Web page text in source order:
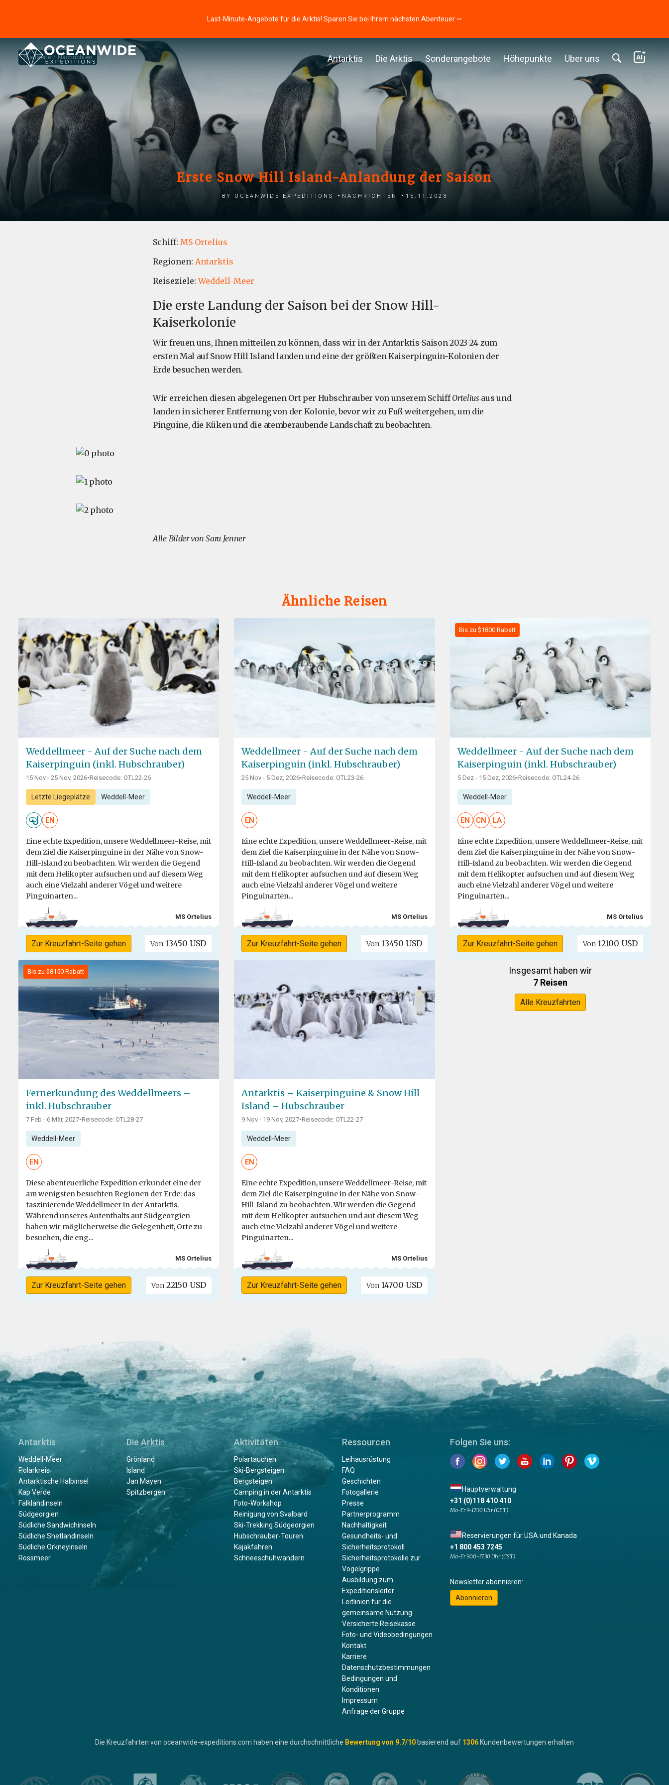
Last-Minute-Angebote für die Arktis! Sparen Sie bei Ihrem nächsten Abenteuer ⭢
Antarktis Die Arktis Sonderangebote Höhepunkte Über uns
Startseite Nachrichten
Erste Snow Hill Island-Anlandung der Saison
by Oceanwide Expeditions Nachrichten 15.11.2023
Schiff: MS Ortelius
Regionen: Antarktis
Reiseziele:Weddell-Meer
Die erste Landung der Saison bei der Snow Hill-
Kaiserkolonie
Wir freuen uns, Ihnen mitteilen zu können, dass wir in der Antarktis-Saison 2023-24 zum
ersten Mal auf Snow Hill Island landen und eine der größten Kaiserpinguin-Kolonien der
Erde besuchen werden.
Wir erreichen diesen abgelegenen Ort per Hubschrauber von unserem SchiffOrtelius aus und
landen in sicherer Entfernung von der Kolonie, bevor wir zu Fuß weitergehen, um die
Pinguine, die Küken und die atemberaubende Landschaft zu beobachten.
Alle Bilder von Sara Jenner
Ähnliche Reisen
Weddellmeer - Auf der Suche nach dem
Kaiserpinguin (inkl. Hubschrauber)
15 Nov - 25 Nov, 2026•Reisecode: OTL22-26
Letzte Liegeplätze Weddell-Meer
EN
Eine echte Expedition, unsere Weddellmeer-Reise, mit
dem Ziel die Kaiserpinguine in der Nähe von Snow-
Hill-Island zu beobachten. Wir werden die Gegend
mit dem Helikopter aufsuchen und auf diesem Weg
auch eine Vielzahl anderer Vögel und weitere
Pinguinarten...
MS Ortelius
Zur Kreuzfahrt-Seite gehen Von 13450 USD
Weddellmeer - Auf der Suche nach dem
Kaiserpinguin (inkl. Hubschrauber)
25 Nov - 5 Dez, 2026•Reisecode: OTL23-26
Weddell-Meer
EN
Eine echte Expedition, unsere Weddellmeer-Reise, mit
dem Ziel die Kaiserpinguine in der Nähe von Snow-
Hill-Island zu beobachten. Wir werden die Gegend
mit dem Helikopter aufsuchen und auf diesem Weg
auch eine Vielzahl anderer Vögel und weitere
Pinguinarten...
MS Ortelius
Zur Kreuzfahrt-Seite gehen Von13450 USD
Bis zu $1800 Rabatt
Weddellmeer - Auf der Suche nach dem
Kaiserpinguin (inkl. Hubschrauber)
5 Dez - 15 Dez, 2026•Reisecode: OTL24-26
Weddell-Meer
EN CN LA
Eine echte Expedition, unsere Weddellmeer-Reise, mit
dem Ziel die Kaiserpinguine in der Nähe von Snow-
Hill-Island zu beobachten. Wir werden die Gegend
mit dem Helikopter aufsuchen und auf diesem Weg
auch eine Vielzahl anderer Vögel und weitere
Pinguinarten...
MS Ortelius
Zur Kreuzfahrt-Seite gehen Von 12100 USD
Bis zu $8150 Rabatt
Fernerkundung des Weddellmeers –
inkl. Hubschrauber
7 Feb - 6 Mär, 2027•Reisecode: OTL28-27
Weddell-Meer
EN
Diese abenteuerliche Expedition erkundet eine der
am wenigsten besuchten Regionen der Erde: das
faszinierende Weddellmeer in der Antarktis.
Während unseres Aufenthalts auf Südgeorgien
haben wir möglicherweise die Gelegenheit, Orte zu
besuchen, die eng...
MS Ortelius
Zur Kreuzfahrt-Seite gehen Von 22150 USD
Antarktis – Kaiserpinguine & Snow Hill
Island – Hubschrauber
9 Nov - 19 Nov, 2027•Reisecode: OTL22-27
Weddell-Meer
EN
Eine echte Expedition, unsere Weddellmeer-Reise, mit
dem Ziel die Kaiserpinguine in der Nähe von Snow-
Hill-Island zu beobachten. Wir werden die Gegend
mit dem Helikopter aufsuchen und auf diesem Weg
auch eine Vielzahl anderer Vögel und weitere
Pinguinarten...
MS Ortelius
Zur Kreuzfahrt-Seite gehen Von14700 USD
Insgesamt haben wir
7 Reisen
Alle Kreuzfahrten
Antarktis
Weddell-Meer
Polarkreis
Antarktische Halbinsel
Kap Verde
Falklandinseln
Südgeorgien
Südliche Sandwichinseln
Südliche Shetlandinseln
Südliche Orkneyinseln
Rossmeer
Die Arktis
Grönland
Island
Jan Mayen
Spitzbergen
Aktivitäten
Polartauchen
Ski-Bergsteigen
Bergsteigen
Camping in der Antarktis
Foto-Workshop
Reinigung von Svalbard
Ski-Trekking Südgeorgien
Hubschrauber-Touren
Kajakfahren
Schneeschuhwandern
Ressourcen
Leihausrüstung
FAQ
Geschichten
Fotogallerie
Presse
Partnerprogramm
Nachhaltigkeit
Gesundheits- und
Sicherheitsprotokoll
Sicherheitsprotokolle zur
Vogelgrippe
Ausbildung zum
Expeditionsleiter
Leitlinien für die
gemeinsame Nutzung
Versicherte Reisekasse
Foto- und Videobedingungen
Kontakt
Karriere
Datenschutzbestimmungen
Bedingungen und
Konditionen
Impressum
Anfrage der Gruppe
Folgen Sie uns:
Hauptverwaltung
+31 (0)118 410 410
Mo-Fr 9-17:30 Uhr (CET)
Reservierungen für USA und Kanada
+1 800 453 7245
Mo-Fr 9.00-17.30 Uhr (CST)
Newsletter abonnieren:
Abonnieren
Die Kreuzfahrten von oceanwide-expeditions.com haben eine durchschnittliche Bewertung von 9.7/10 basierend auf 1306 Kundenbewertungen erhalten